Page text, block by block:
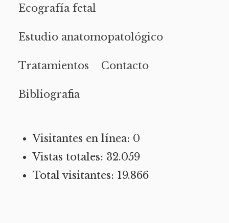
Ecografía fetal
Estudio anatomopatológico
Tratamientos Contacto
Bibliografia
Visitantes en línea: 0
Vistas totales: 32.059
Total visitantes: 19.866